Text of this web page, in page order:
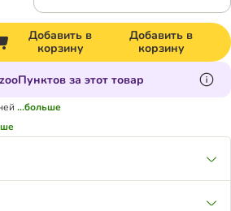
Добавить в
корзину
Добавить в
корзину
за этот товар
...больше